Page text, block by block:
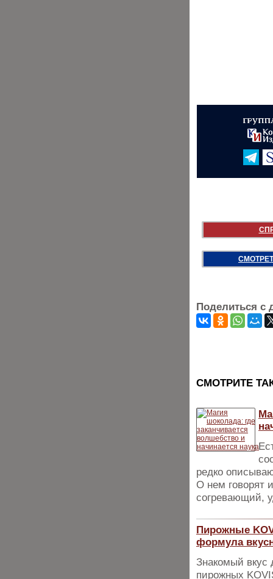
Поделиться с
CМОТРИТЕ
редко
О нем говорят
согревающий,
Пирожные
формула
Знакомый вкус
пирожных